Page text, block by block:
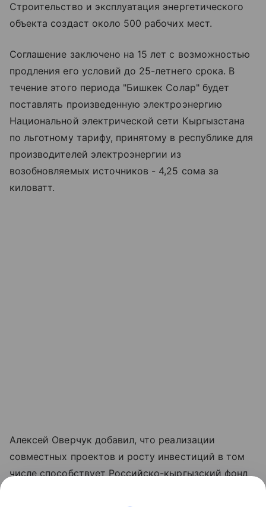
Строительство и эксплуатация энергетического
объекта создаст около 500 рабочих мест.
Соглашение заключено на 15 лет с возможностью
продления его условий до 25-летнего срока. В
течение этого периода "Бишкек Солар" будет
поставлять произведенную электроэнергию
Национальной электрической сети Кыргызстана
по льготному тарифу, принятому в республике для
производителей электроэнергии из
возобновляемых источников - 4,25 сома за
киловатт.
Алексей Оверчук добавил, что реализации
совместных проектов и росту инвестиций в том
числе способствует Российско-кыргызский фонд